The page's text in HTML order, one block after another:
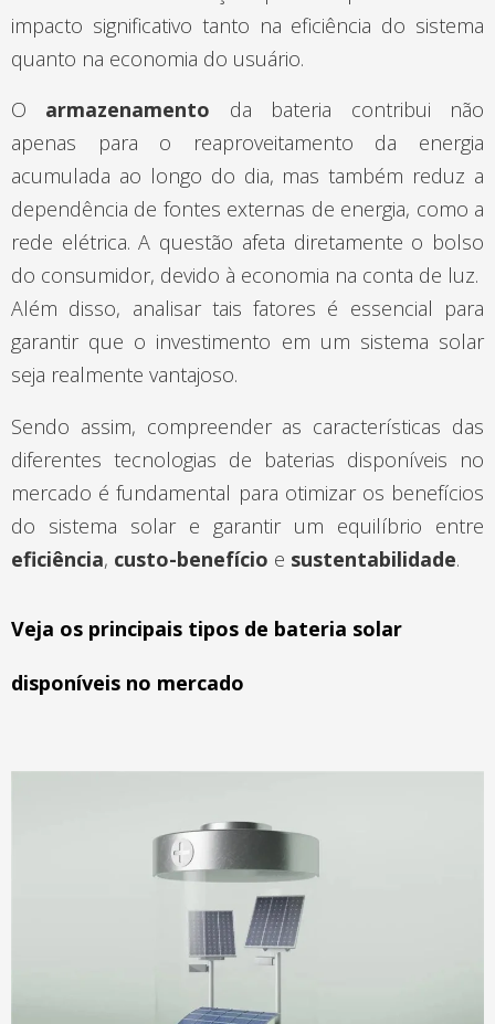
impacto significativo tanto na eficiência do sistema
quanto na economia do usuário.
O armazenamento da bateria contribui não
apenas para o reaproveitamento da energia
acumulada ao longo do dia, mas também reduz a
dependência de fontes externas de energia, como a
rede elétrica. A questão afeta diretamente o bolso
do consumidor, devido à economia na conta de luz.
Além disso, analisar tais fatores é essencial para
garantir que o investimento em um sistema solar
seja realmente vantajoso.
Sendo assim, compreender as características das
diferentes tecnologias de baterias disponíveis no
mercado é fundamental para otimizar os benefícios
do sistema solar e garantir um equilíbrio entre
eficiência, custo-benefício e sustentabilidade.
Veja os principais tipos de bateria solar
disponíveis no mercado